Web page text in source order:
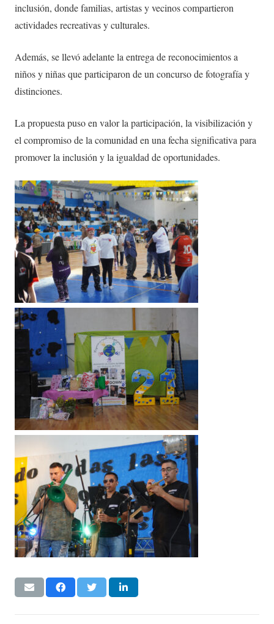
inclusión, donde familias, artistas y vecinos compartieron
actividades recreativas y culturales.
Además, se llevó adelante la entrega de reconocimientos a
niños y niñas que participaron de un concurso de fotografía y
distinciones.
La propuesta puso en valor la participación, la visibilización y
el compromiso de la comunidad en una fecha significativa para
promover la inclusión y la igualdad de oportunidades.